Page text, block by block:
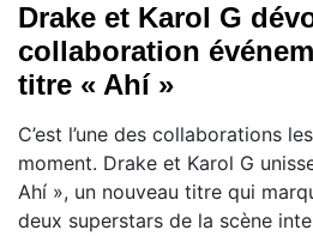
Drake et Karol G
collaboration
titre « Ahí »
C’est l’une des collaborations
moment. Drake et Karol G
Ahí », un nouveau titre qui
deux superstars de la scène